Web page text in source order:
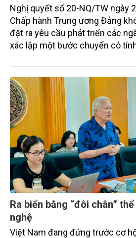
Nghị quyết số 20-NQ/TW ngày
Chấp hành Trung ương Đảng
đặt ra yêu cầu phát triển các
xác lập một bước chuyển có
"phát triển kinh tế ven biển"
gia biển mạnh". Trong bước
nghiệp và Môi trường giữ vai trò
từ hoàn thiện thể chế, quy hoạch
quản lý tài nguyên đến bảo vệ
hệ sinh thái và kiến tạo sinh kế
dân ven biển, hải đảo.
Ra biển bằng “đôi chân”
nghệ
Việt Nam đang đứng trước cơ